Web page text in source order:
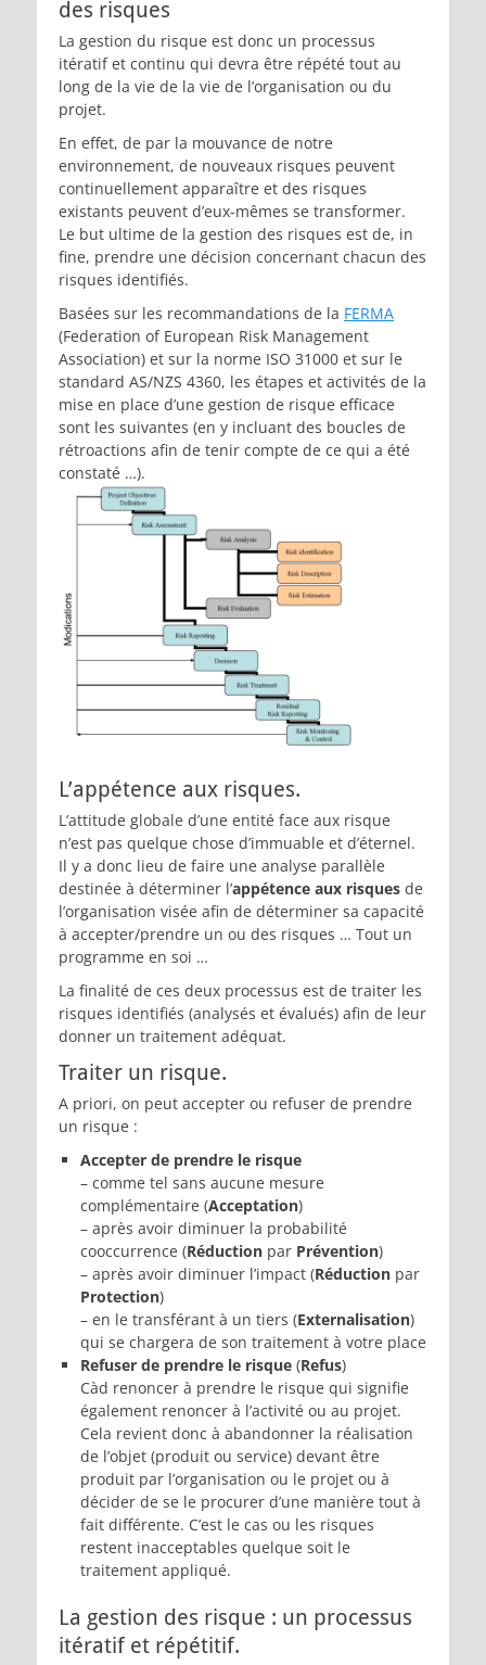
des risques
La gestion du risque est donc un processus
itératif et continu qui devra être répété tout au
long de la vie de la vie de l’organisation ou du
projet.
En effet, de par la mouvance de notre
environnement, de nouveaux risques peuvent
continuellement apparaître et des risques
existants peuvent d’eux-mêmes se transformer.
Le but ultime de la gestion des risques est de, in
fine, prendre une décision concernant chacun des
risques identifiés.
Basées sur les recommandations de la FERMA
(Federation of European Risk Management
Association) et sur la norme ISO 31000 et sur le
standard AS/NZS 4360, les étapes et activités de la
mise en place d’une gestion de risque efficace
sont les suivantes (en y incluant des boucles de
rétroactions afin de tenir compte de ce qui a été
constaté …).
L’appétence aux risques.
L’attitude globale d’une entité face aux risque
n’est pas quelque chose d’immuable et d’éternel.
Il y a donc lieu de faire une analyse parallèle
destinée à déterminer l’appétence aux risques de
l’organisation visée afin de déterminer sa capacité
à accepter/prendre un ou des risques … Tout un
programme en soi …
La finalité de ces deux processus est de traiter les
risques identifiés (analysés et évalués) afin de leur
donner un traitement adéquat.
Traiter un risque.
A priori, on peut accepter ou refuser de prendre
un risque :
Accepter de prendre le risque
– comme tel sans aucune mesure
complémentaire (Acceptation)
– après avoir diminuer la probabilité
cooccurrence (Réduction par Prévention)
– après avoir diminuer l’impact (Réduction par
Protection)
– en le transférant à un tiers (Externalisation)
qui se chargera de son traitement à votre place
Refuser de prendre le risque (Refus)
Càd renoncer à prendre le risque qui signifie
également renoncer à l’activité ou au projet.
Cela revient donc à abandonner la réalisation
de l’objet (produit ou service) devant être
produit par l’organisation ou le projet ou à
décider de se le procurer d’une manière tout à
fait différente. C’est le cas ou les risques
restent inacceptables quelque soit le
traitement appliqué.
La gestion des risque : un processus
itératif et répétitif.